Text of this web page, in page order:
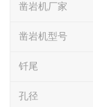
凿岩机厂家
凿岩机型号
钎尾
孔径